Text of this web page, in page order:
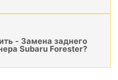
- Замена заднего
Subaru Forester?